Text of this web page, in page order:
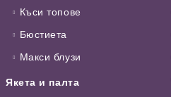
Къси топове
Бюстиета
Макси блузи
Якета и палта